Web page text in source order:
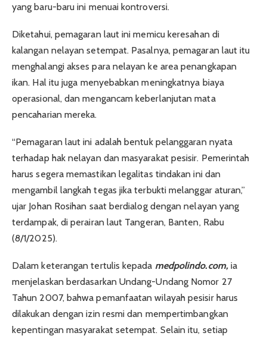
yang baru-baru ini menuai kontroversi.
Diketahui, pemagaran laut ini memicu keresahan di
kalangan nelayan setempat. Pasalnya, pemagaran laut itu
menghalangi akses para nelayan ke area penangkapan
ikan. Hal itu juga menyebabkan meningkatnya biaya
operasional, dan mengancam keberlanjutan mata
pencaharian mereka.
“Pemagaran laut ini adalah bentuk pelanggaran nyata
terhadap hak nelayan dan masyarakat pesisir. Pemerintah
harus segera memastikan legalitas tindakan ini dan
mengambil langkah tegas jika terbukti melanggar aturan,”
ujar Johan Rosihan saat berdialog dengan nelayan yang
terdampak, di perairan laut Tangeran, Banten, Rabu
(8/1/2025).
Dalam keterangan tertulis kepada medpolindo.com, ia
menjelaskan berdasarkan Undang-Undang Nomor 27
Tahun 2007, bahwa pemanfaatan wilayah pesisir harus
dilakukan dengan izin resmi dan mempertimbangkan
kepentingan masyarakat setempat. Selain itu, setiap